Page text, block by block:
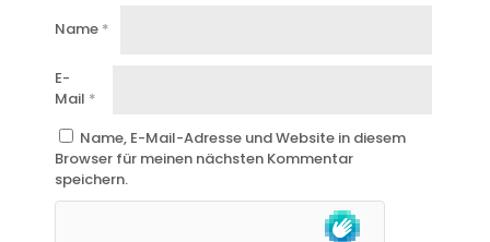
Name *
E-
Mail *
Name, E-Mail-Adresse und Website in diesem
Browser für meinen nächsten Kommentar
speichern.